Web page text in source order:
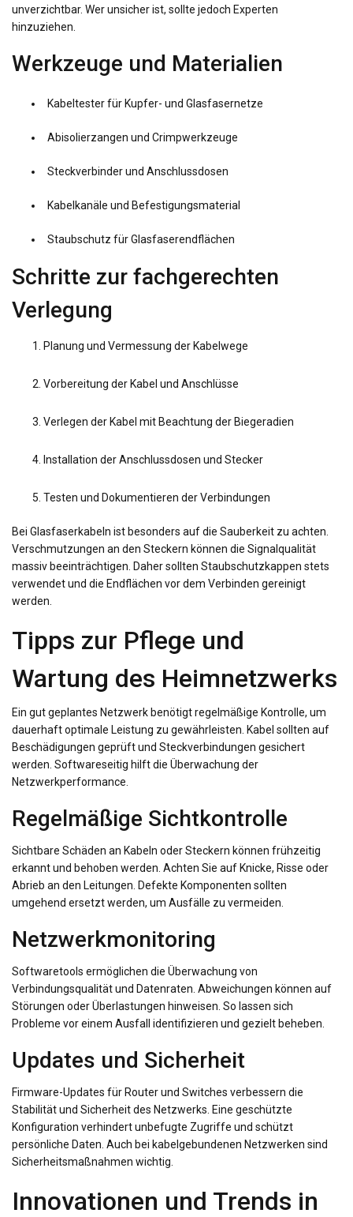
unverzichtbar. Wer unsicher ist, sollte jedoch Experten
hinzuziehen.
Werkzeuge und Materialien
Kabeltester für Kupfer- und Glasfasernetze
Abisolierzangen und Crimpwerkzeuge
Steckverbinder und Anschlussdosen
Kabelkanäle und Befestigungsmaterial
Staubschutz für Glasfaserendflächen
Schritte zur fachgerechten
Verlegung
Planung und Vermessung der Kabelwege
Vorbereitung der Kabel und Anschlüsse
Verlegen der Kabel mit Beachtung der Biegeradien
Installation der Anschlussdosen und Stecker
Testen und Dokumentieren der Verbindungen
Bei Glasfaserkabeln ist besonders auf die Sauberkeit zu achten.
Verschmutzungen an den Steckern können die Signalqualität
massiv beeinträchtigen. Daher sollten Staubschutzkappen stets
verwendet und die Endflächen vor dem Verbinden gereinigt
werden.
Tipps zur Pflege und
Wartung des Heimnetzwerks
Ein gut geplantes Netzwerk benötigt regelmäßige Kontrolle, um
dauerhaft optimale Leistung zu gewährleisten. Kabel sollten auf
Beschädigungen geprüft und Steckverbindungen gesichert
werden. Softwareseitig hilft die Überwachung der
Netzwerkperformance.
Regelmäßige Sichtkontrolle
Sichtbare Schäden an Kabeln oder Steckern können frühzeitig
erkannt und behoben werden. Achten Sie auf Knicke, Risse oder
Abrieb an den Leitungen. Defekte Komponenten sollten
umgehend ersetzt werden, um Ausfälle zu vermeiden.
Netzwerkmonitoring
Softwaretools ermöglichen die Überwachung von
Verbindungsqualität und Datenraten. Abweichungen können auf
Störungen oder Überlastungen hinweisen. So lassen sich
Probleme vor einem Ausfall identifizieren und gezielt beheben.
Updates und Sicherheit
Firmware-Updates für Router und Switches verbessern die
Stabilität und Sicherheit des Netzwerks. Eine geschützte
Konfiguration verhindert unbefugte Zugriffe und schützt
persönliche Daten. Auch bei kabelgebundenen Netzwerken sind
Sicherheitsmaßnahmen wichtig.
Innovationen und Trends in